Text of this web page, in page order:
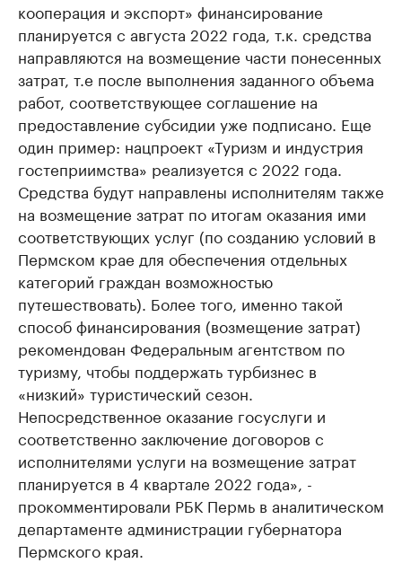
кооперация и экспорт» финансирование
планируется с августа 2022 года, т.к. средства
направляются на возмещение части понесенных
затрат, т.е после выполнения заданного объема
работ, соответствующее соглашение на
предоставление субсидии уже подписано. Еще
один пример: нацпроект «Туризм и индустрия
гостеприимства» реализуется с 2022 года.
Средства будут направлены исполнителям также
на возмещение затрат по итогам оказания ими
соответствующих услуг (по созданию условий в
Пермском крае для обеспечения отдельных
категорий граждан возможностью
путешествовать). Более того, именно такой
способ финансирования (возмещение затрат)
рекомендован Федеральным агентством по
туризму, чтобы поддержать турбизнес в
«низкий» туристический сезон.
Непосредственное оказание госуслуги и
соответственно заключение договоров с
исполнителями услуги на возмещение затрат
планируется в 4 квартале 2022 года», -
прокомментировали РБК Пермь в аналитическом
департаменте администрации губернатора
Пермского края.